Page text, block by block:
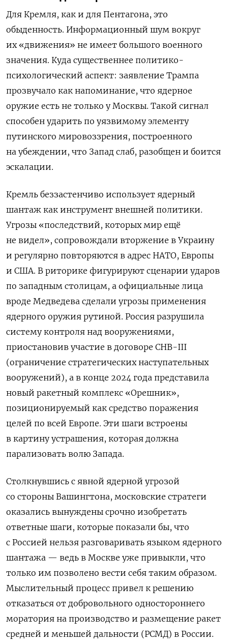
Для Кремля, как и для Пентагона, это
обыденность. Информационный шум вокруг
их «движения» не имеет большого военного
значения. Куда существеннее политико-
психологический аспект: заявление Трампа
прозвучало как напоминание, что ядерное
оружие есть не только у Москвы. Такой сигнал
способен ударить по уязвимому элементу
путинского мировоззрения, построенного
на убеждении, что Запад слаб, разобщен и боится
эскалации.
Кремль беззастенчиво использует ядерный
шантаж как инструмент внешней политики.
Угрозы «последствий, которых мир ещё
не видел», сопровождали вторжение в Украину
и регулярно повторяются в адрес НАТО, Европы
и США. В риторике фигурируют сценарии ударов
по западным столицам, а официальные лица
вроде Медведева сделали угрозы применения
ядерного оружия рутиной. Россия разрушила
систему контроля над вооружениями,
приостановив участие в договоре СНВ-III
(ограничение стратегических наступательных
вооружений), а в конце 2024 года представила
новый ракетный комплекс «Орешник»,
позиционируемый как средство поражения
целей по всей Европе. Эти шаги встроены
в картину устрашения, которая должна
парализовать волю Запада.
Столкнувшись с явной ядерной угрозой
со стороны Вашингтона, московские стратеги
оказались вынуждены срочно изобретать
ответные шаги, которые показали бы, что
с Россией нельзя разговаривать языком ядерного
шантажа — ведь в Москве уже привыкли, что
только им позволено вести себя таким образом.
Мыслительный процесс привел к решению
отказаться от добровольного одностороннего
моратория на производство и размещение ракет
средней и меньшей дальности (РСМД) в России.